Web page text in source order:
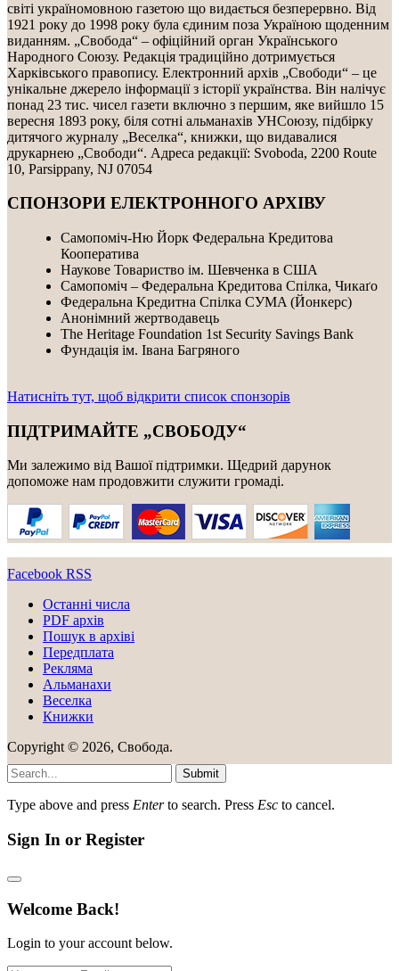
світі україномовною газетою що видається безперервно. Від
1921 року до 1998 року була єдиним поза Україною щоденним
виданням. „Свобода“ – офіційний орган Українського
Народного Союзу. Редакція традиційно дотримується
Харківського правопису. Електронний архів „Свободи“ – це
унікальне джерело інформації з історії українства. Він налічує
понад 23 тис. чисел газети включно з першим, яке вийшло 15
вересня 1893 року, біля сотні альманахів УНСоюзу, підбірку
дитячого журналу „Веселка“, книжки, що видавалися
друкарнею „Свободи“. Адреса редакції: Svoboda, 2200 Route
10, Parsippany, NJ 07054
СПОНЗОРИ ЕЛЕКТРОННОГО АРХІВУ
Самопоміч-Ню Йорк Федеральна Кредитова
Кооператива
Наукове Товариство ім. Шевченка в США
Самопоміч – Федеральна Кредитова Спілка, Чикаґо
Федеральнa Kредитнa Спілка CУMA (Йонкерс)
Анонімний жертводавець
The Heritage Foundation 1st Security Savings Bank
Фундація ім. Івана Багряного
Натисніть тут, щоб відкрити список спонзорів
ПІДТРИМАЙТЕ „СВОБОДУ“
Ми залежимо від Вашої підтримки. Щедрий дарунок
допоможе нам продовжити служити громаді.
Facebook RSS
Останні числа
PDF архів
Пошук в архіві
Передплата
Рекляма
Альманахи
Веселка
Книжки
Copyright © 2026, Свобода.
Submit
Type above and press Enterto search. Press Esc to cancel.
Sign In or Register
Welcome Back!
Login to your account below.